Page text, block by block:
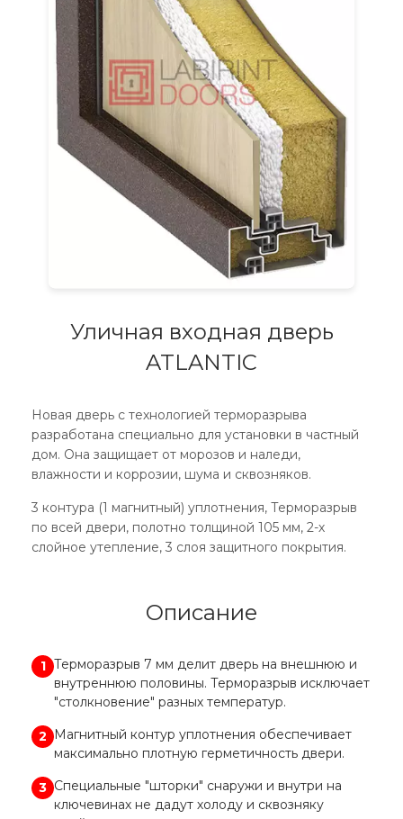
Уличная входная дверь
ATLANTIC
Новая дверь с технологией терморазрыва
разработана специально для установки в частный
дом. Она защищает от морозов и наледи,
влажности и коррозии, шума и сквозняков.
3 контура (1 магнитный) уплотнения, Терморазрыв
по всей двери, полотно толщиной 105 мм, 2-х
слойное утепление, 3 слоя защитного покрытия.
Описание
1 Терморазрыв 7 мм делит дверь на внешнюю и
внутреннюю половины. Терморазрыв исключает
"столкновение" разных температур.
2
Магнитный контур уплотнения обеспечивает
максимально плотную герметичность двери.
3 Специальные "шторки" снаружи и внутри на
ключевинах не дадут холоду и сквозняку